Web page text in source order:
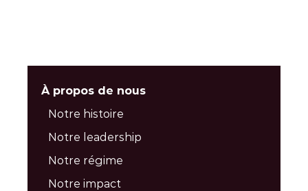
À propos de nous
Notre histoire
Notre leadership
Notre régime
Notre impact